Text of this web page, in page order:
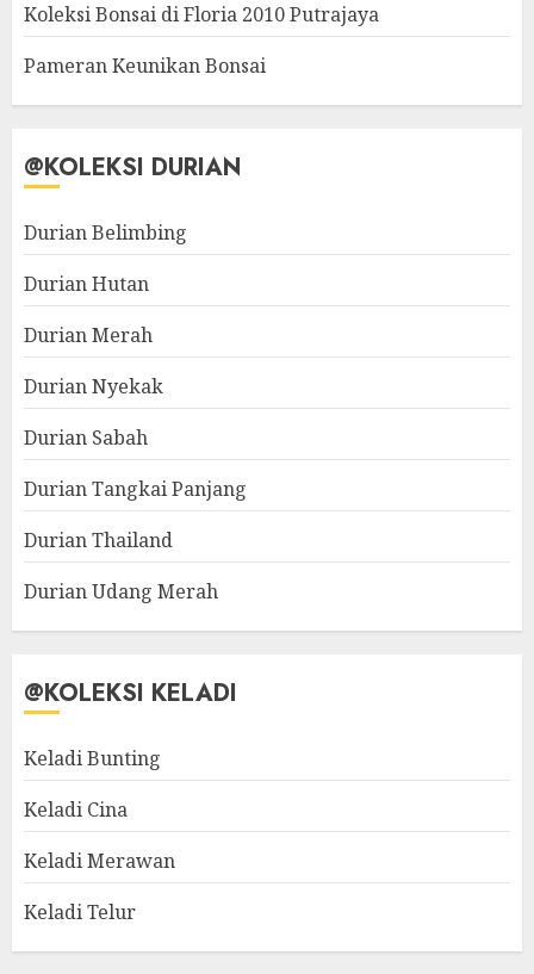
Koleksi Bonsai di Floria 2010 Putrajaya
Pameran Keunikan Bonsai
@KOLEKSI DURIAN
Durian Belimbing
Durian Hutan
Durian Merah
Durian Nyekak
Durian Sabah
Durian Tangkai Panjang
Durian Thailand
Durian Udang Merah
@KOLEKSI KELADI
Keladi Bunting
Keladi Cina
Keladi Merawan
Keladi Telur